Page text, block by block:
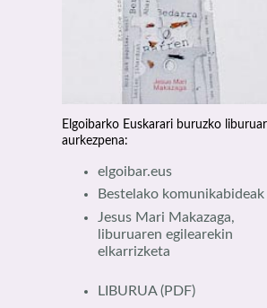
Elgoibarko Euskarari buruzko
aurkezpena:
elgoibar.eus
Bestelako komunikabideak
Jesus Mari Makazaga,
liburuaren egilearekin
elkarrizketa
LIBURUA(PDF)